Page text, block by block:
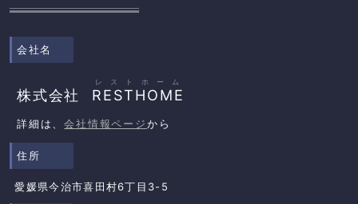
会社名
株式会社 RESTHOME
レストホーム
詳細は、会社情報ページから
住所
愛媛県今治市喜田村6丁目3-5